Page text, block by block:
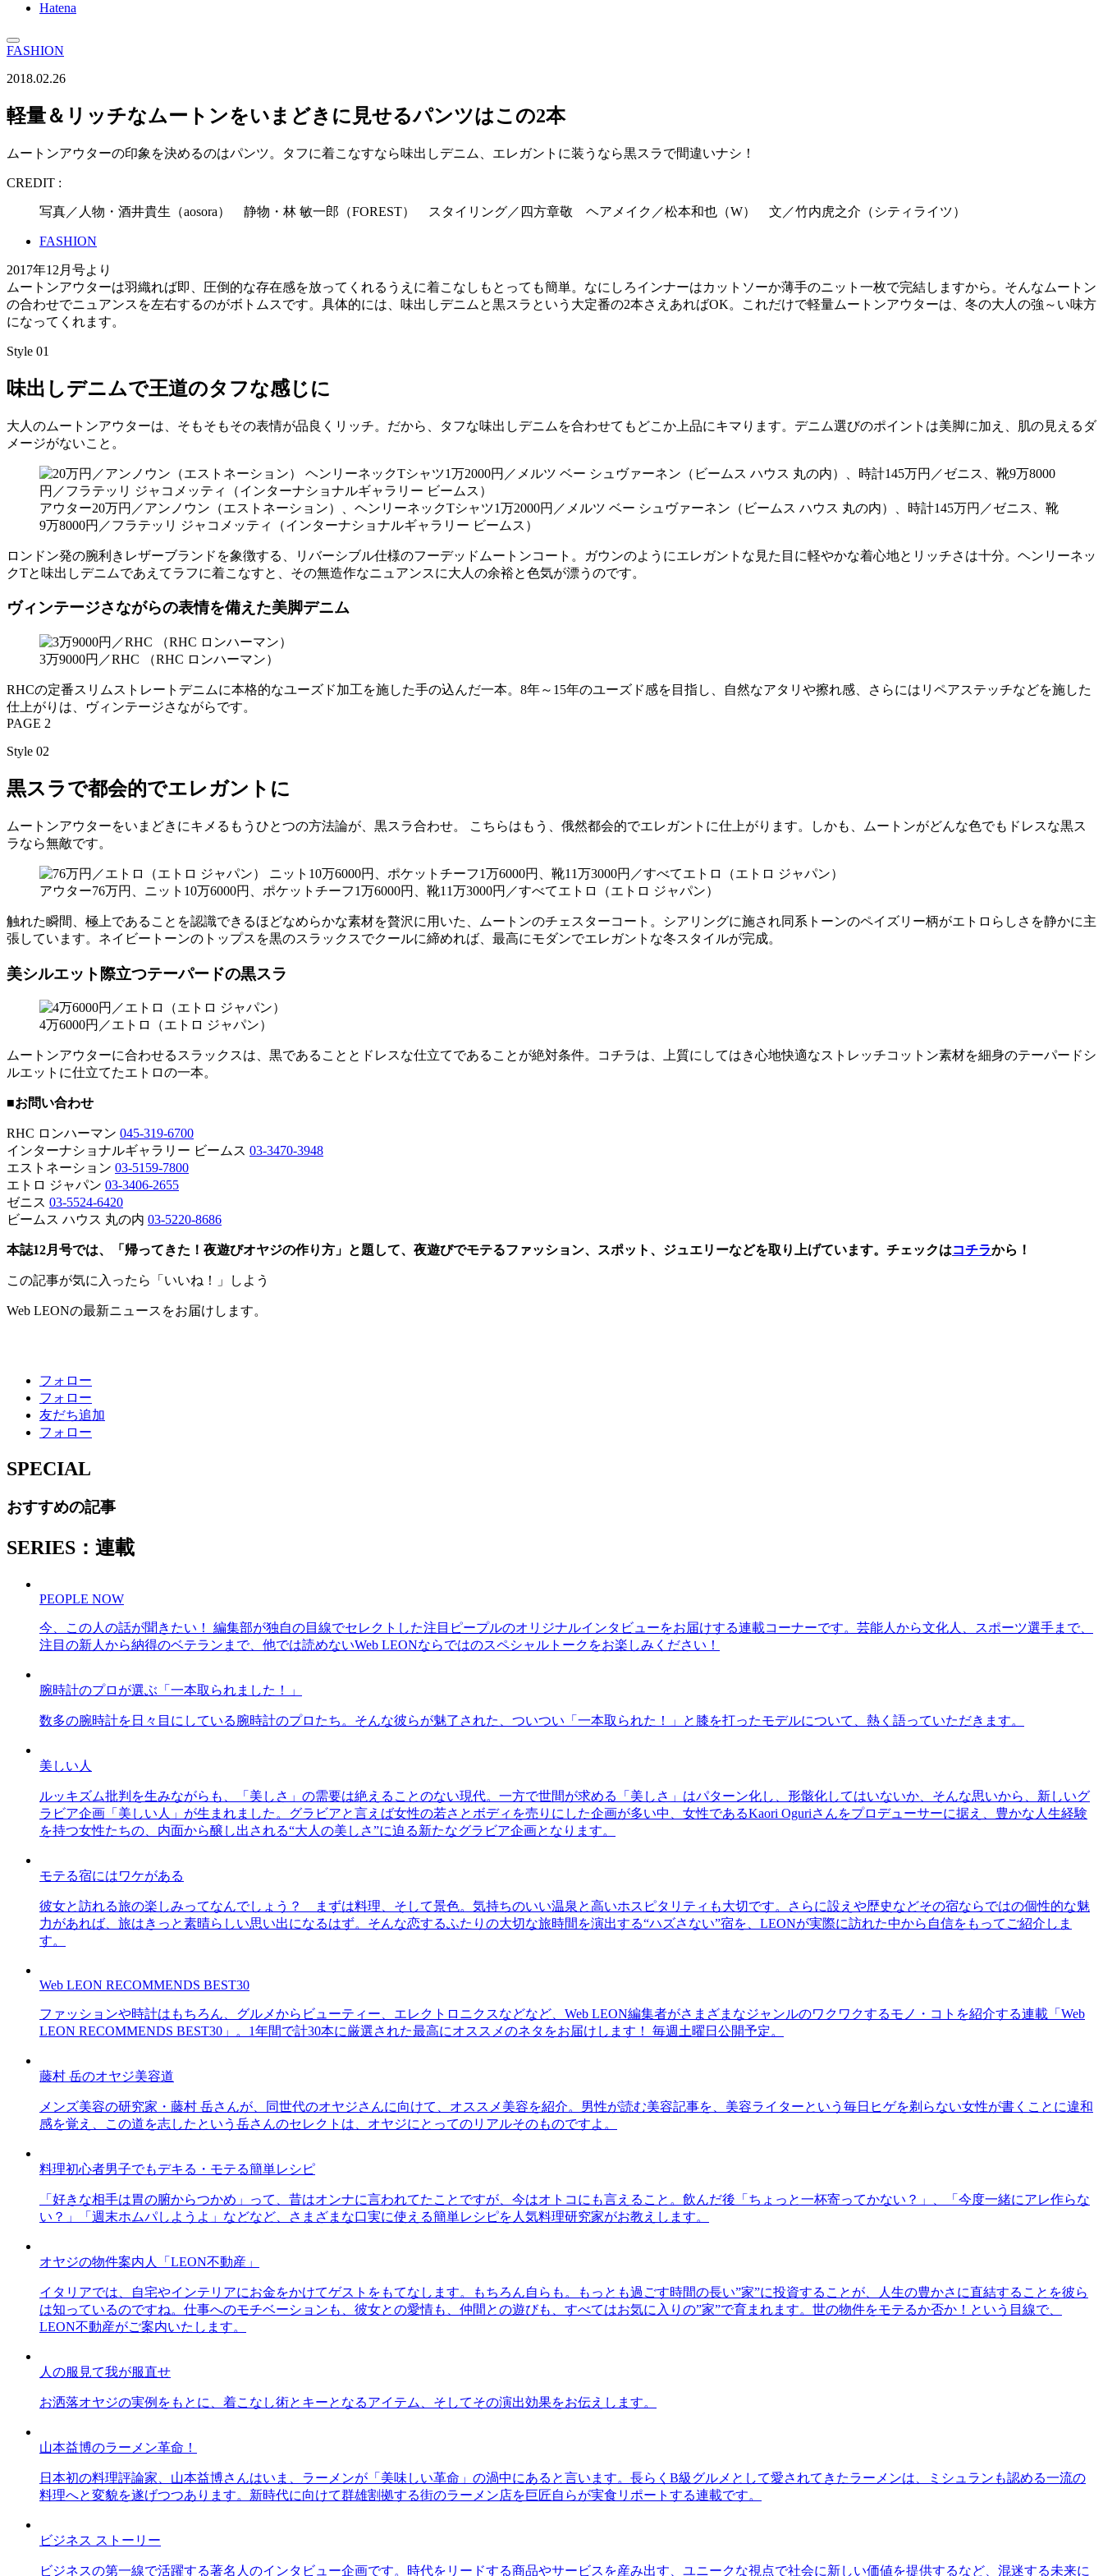
Hatena
FASHION
2018.02.26
軽量＆リッチなムートンをいまどきに見せるパンツはこの2本
ムートンアウターの印象を決めるのはパンツ。タフに着こなすなら味出しデニム、エレガントに装うなら黒スラで間違いナシ！
CREDIT :
写真／人物・酒井貴生（aosora） 静物・林 敏一郎（FOREST） スタイリング／四方章敬 ヘアメイク／松本和也（W） 文／竹内虎之介（シティライツ）
FASHION
2017年12月号より
ムートンアウターは羽織れば即、圧倒的な存在感を放ってくれるうえに着こなしもとっても簡単。なにしろインナーはカットソーか薄手のニット一枚で完結しますから。そんなムートン
の合わせでニュアンスを左右するのがボトムスです。具体的には、味出しデニムと黒スラという大定番の2本さえあればOK。これだけで軽量ムートンアウターは、冬の大人の強～い味方
になってくれます。
Style 01
味出しデニムで王道のタフな感じに
大人のムートンアウターは、そもそもその表情が品良くリッチ。だから、タフな味出しデニムを合わせてもどこか上品にキマります。デニム選びのポイントは美脚に加え、肌の見えるダ
メージがないこと。
アウター20万円／アンノウン（エストネーション）、ヘンリーネックTシャツ1万2000円／メルツ ベー シュヴァーネン（ビームス ハウス 丸の内）、時計145万円／ゼニス、靴
9万8000円／フラテッリ ジャコメッティ（インターナショナルギャラリー ビームス）
ロンドン発の腕利きレザーブランドを象徴する、リバーシブル仕様のフーデッドムートンコート。ガウンのようにエレガントな見た目に軽やかな着心地とリッチさは十分。ヘンリーネッ
クTと味出しデニムであえてラフに着こなすと、その無造作なニュアンスに大人の余裕と色気が漂うのです。
ヴィンテージさながらの表情を備えた美脚デニム
3万9000円／RHC （RHC ロンハーマン）
RHCの定番スリムストレートデニムに本格的なユーズド加工を施した手の込んだ一本。8年～15年のユーズド感を目指し、自然なアタリや擦れ感、さらにはリペアステッチなどを施した
仕上がりは、ヴィンテージさながらです。
PAGE 2
Style 02
黒スラで都会的でエレガントに
ムートンアウターをいまどきにキメるもうひとつの方法論が、黒スラ合わせ。 こちらはもう、俄然都会的でエレガントに仕上がります。しかも、ムートンがどんな色でもドレスな黒ス
ラなら無敵です。
アウター76万円、ニット10万6000円、ポケットチーフ1万6000円、靴11万3000円／すべてエトロ（エトロ ジャパン）
触れた瞬間、極上であることを認識できるほどなめらかな素材を贅沢に用いた、ムートンのチェスターコート。シアリングに施され同系トーンのペイズリー柄がエトロらしさを静かに主
張しています。ネイビートーンのトップスを黒のスラックスでクールに締めれば、最高にモダンでエレガントな冬スタイルが完成。
美シルエット際立つテーパードの黒スラ
4万6000円／エトロ（エトロ ジャパン）
ムートンアウターに合わせるスラックスは、黒であることとドレスな仕立てであることが絶対条件。コチラは、上質にしてはき心地快適なストレッチコットン素材を細身のテーパードシ
ルエットに仕立てたエトロの一本。
■お問い合わせ
RHC ロンハーマン 045-319-6700
インターナショナルギャラリー ビームス 03-3470-3948
エストネーション 03-5159-7800
エトロ ジャパン 03-3406-2655
ゼニス 03-5524-6420
ビームス ハウス 丸の内 03-5220-8686
本誌12月号では、「帰ってきた！夜遊びオヤジの作り方」と題して、夜遊びでモテるファッション、スポット、ジュエリーなどを取り上げています。チェックはコチラから！
この記事が気に入ったら「いいね！」しよう
Web LEONの最新ニュースをお届けします。
フォロー
フォロー
友だち追加
フォロー
SPECIAL
おすすめの記事
SERIES：連載
PEOPLE NOW
今、この人の話が聞きたい！ 編集部が独自の目線でセレクトした注目ピープルのオリジナルインタビューをお届けする連載コーナーです。芸能人から文化人、スポーツ選手まで、
注目の新人から納得のベテランまで、他では読めないWeb LEONならではのスペシャルトークをお楽しみください！
腕時計のプロが選ぶ「一本取られました！」
数多の腕時計を日々目にしている腕時計のプロたち。そんな彼らが魅了された、ついつい「一本取られた！」と膝を打ったモデルについて、熱く語っていただきます。
美しい人
ルッキズム批判を生みながらも、「美しさ」の需要は絶えることのない現代。一方で世間が求める「美しさ」はパターン化し、形骸化してはいないか、そんな思いから、新しいグ
ラビア企画「美しい人」が生まれました。グラビアと言えば女性の若さとボディを売りにした企画が多い中、女性であるKaori Oguriさんをプロデューサーに据え、豊かな人生経験
を持つ女性たちの、内面から醸し出される“大人の美しさ”に迫る新たなグラビア企画となります。
モテる宿にはワケがある
彼女と訪れる旅の楽しみってなんでしょう？ まずは料理、そして景色。気持ちのいい温泉と高いホスピタリティも大切です。さらに設えや歴史などその宿ならではの個性的な魅
力があれば、旅はきっと素晴らしい思い出になるはず。そんな恋するふたりの大切な旅時間を演出する“ハズさない”宿を、LEONが実際に訪れた中から自信をもってご紹介しま
す。
Web LEON RECOMMENDS BEST30
ファッションや時計はもちろん、グルメからビューティー、エレクトロニクスなどなど、Web LEON編集者がさまざまなジャンルのワクワクするモノ・コトを紹介する連載「Web
LEON RECOMMENDS BEST30」。1年間で計30本に厳選された最高にオススメのネタをお届けします！ 毎週土曜日公開予定。
藤村 岳のオヤジ美容道
メンズ美容の研究家・藤村 岳さんが、同世代のオヤジさんに向けて、オススメ美容を紹介。男性が読む美容記事を、美容ライターという毎日ヒゲを剃らない女性が書くことに違和
感を覚え、この道を志したという岳さんのセレクトは、オヤジにとってのリアルそのものですよ。
料理初心者男子でもデキる・モテる簡単レシピ
「好きな相手は胃の腑からつかめ」って、昔はオンナに言われてたことですが、今はオトコにも言えること。飲んだ後「ちょっと一杯寄ってかない？」、「今度一緒にアレ作らな
い？」「週末ホムパしようよ」などなど、さまざまな口実に使える簡単レシピを人気料理研究家がお教えします。
オヤジの物件案内人「LEON不動産」
イタリアでは、自宅やインテリアにお金をかけてゲストをもてなします。もちろん自らも。もっとも過ごす時間の長い”家”に投資することが、人生の豊かさに直結することを彼ら
は知っているのですね。仕事へのモチベーションも、彼女との愛情も、仲間との遊びも、すべてはお気に入りの”家”で育まれます。世の物件をモテるか否か！という目線で、
LEON不動産がご案内いたします。
人の服見て我が服直せ
お洒落オヤジの実例をもとに、着こなし術とキーとなるアイテム、そしてその演出効果をお伝えします。
山本益博のラーメン革命！
日本初の料理評論家、山本益博さんはいま、ラーメンが「美味しい革命」の渦中にあると言います。長らくB級グルメとして愛されてきたラーメンは、ミシュランも認める一流の
料理へと変貌を遂げつつあります。新時代に向けて群雄割拠する街のラーメン店を巨匠自らが実食リポートする連載です。
ビジネス ストーリー
ビジネスの第一線で活躍する著名人のインタビュー企画です。時代をリードする商品やサービスを産み出す、ユニークな視点で社会に新しい価値を提供するなど、混迷する未来に